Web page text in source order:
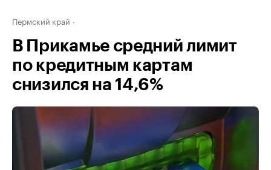
Пермский край
В Прикамье средний лимит
по кредитным картам
снизился на 14,6%